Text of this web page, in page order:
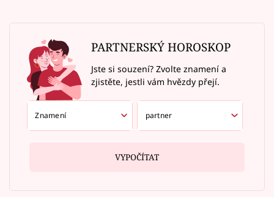
PARTNERSKÝ HOROSKOP
Jste si souzení? Zvolte znamení a
zjistěte, jestli vám hvězdy přejí.
VYPOČÍTAT